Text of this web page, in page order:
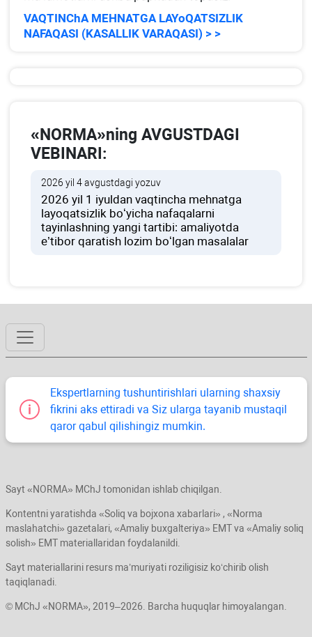
VAQTINChA MEHNATGA LAYoQATSIZLIK
NAFAQASI (KASALLIK VARAQASI) > >
«NORMA»ning AVGUSTDAGI
VEBINARI:
2026 yil 4 avgustdagi yozuv
2026 yil 1 iyuldan vaqtincha mehnatga
layoqatsizlik boʻyicha nafaqalarni
tayinlashning yangi tartibi: amaliyotda
e’tibor qaratish lozim boʻlgan masalalar
Ekspertlarning tushuntirishlari ularning shaхsiy
fikrini aks ettiradi va Siz ularga tayanib mustaqil
qaror qabul qilishingiz mumkin.
Sayt «NORMA» MChJ tomonidan ishlab chiqilgan.
Kontentni yaratishda «Soliq va bojхona хabarlari» , «Norma
maslahatchi» gazetalari, «Amaliy buхgalteriya» EMT va «Amaliy soliq
solish» EMT materiallaridan foydalanildi.
Sayt materiallarini resurs ma’muriyati roziligisiz koʻchirib olish
taqiqlanadi.
© MChJ «NORMA», 2019–2026. Barcha huquqlar himoyalangan.